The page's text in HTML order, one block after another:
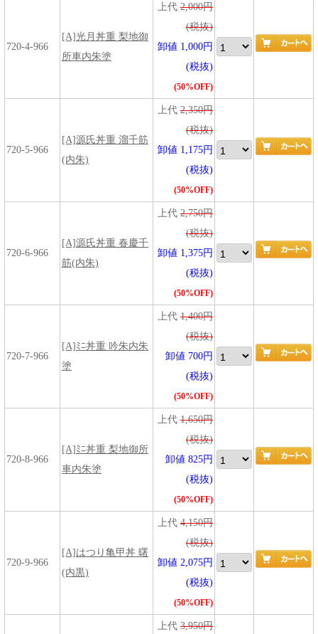
720-4-966
[A]光月丼重 梨地御
所車内朱塗
上代 2,000円
(税抜)
卸値 1,000円
(税抜)
(50%OFF)
720-5-966
[A]源氏丼重 溜千筋
(内朱)
上代 2,350円
(税抜)
卸値 1,175円
(税抜)
(50%OFF)
720-6-966
[A]源氏丼重 春慶千
筋(内朱)
上代 2,750円
(税抜)
卸値 1,375円
(税抜)
(50%OFF)
720-7-966
[A]ﾐﾆ丼重 吟朱内朱
塗
上代 1,400円
(税抜)
卸値 700円
(税抜)
(50%OFF)
720-8-966
[A]ﾐﾆ丼重 梨地御所
車内朱塗
上代 1,650円
(税抜)
卸値 825円
(税抜)
(50%OFF)
720-9-966
[A]はつり亀甲丼 曙
(内黒)
上代 4,150円
(税抜)
卸値 2,075円
(税抜)
(50%OFF)
上代 3,950円